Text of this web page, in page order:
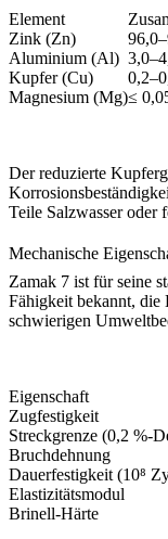
Element
Zink (Zn)
Aluminium (Al)
Kupfer (Cu)
Magnesium (Mg)≤
Der reduzierte
Teile Salzwasser oder
Mechanische
Zamak 7 ist für seine
Fähigkeit bekannt, die
schwierigen
Eigenschaft
Zugfestigkeit
Streckgrenze (0,2 %-
Bruchdehnung
Dauerfestigkeit (10⁸
Elastizitätsmodul
Brinell-Härte